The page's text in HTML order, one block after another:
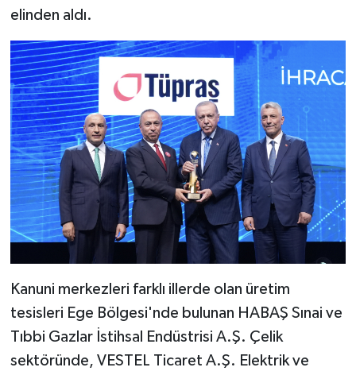
elinden aldı.
Kanuni merkezleri farklı illerde olan üretim
tesisleri Ege Bölgesi'nde bulunan HABAŞ Sınai ve
Tıbbi Gazlar İstihsal Endüstrisi A.Ş. Çelik
sektöründe, VESTEL Ticaret A.Ş. Elektrik ve